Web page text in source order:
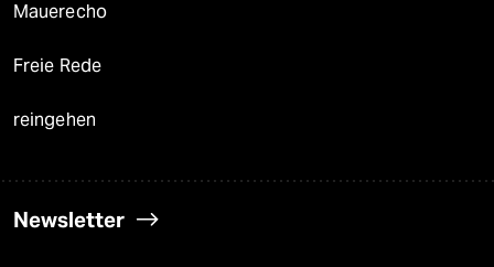
Mauerecho
Freie Rede
reingehen
Newsletter